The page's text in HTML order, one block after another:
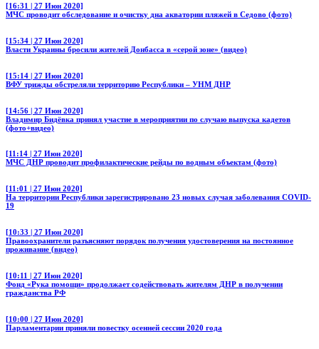
[16:31 | 27 Июн 2020]
МЧС проводит обследование и очистку дна акватории пляжей в Седово (фото)
[15:34 | 27 Июн 2020]
Власти Украины бросили жителей Донбасса в «серой зоне» (видео)
[15:14 | 27 Июн 2020]
ВФУ трижды обстреляли территорию Республики – УНМ ДНР
[14:56 | 27 Июн 2020]
Владимир Бидёвка принял участие в мероприятии по случаю выпуска кадетов
(фото+видео)
[11:14 | 27 Июн 2020]
МЧС ДНР проводит профилактические рейды по водным объектам (фото)
[11:01 | 27 Июн 2020]
На территории Республики зарегистрировано 23 новых случая заболевания COVID-
19
[10:33 | 27 Июн 2020]
Правоохранители разъясняют порядок получения удостоверения на постоянное
проживание (видео)
[10:11 | 27 Июн 2020]
Фонд «Рука помощи» продолжает содействовать жителям ДНР в получении
гражданства РФ
[10:00 | 27 Июн 2020]
Парламентарии приняли повестку осенней сессии 2020 года